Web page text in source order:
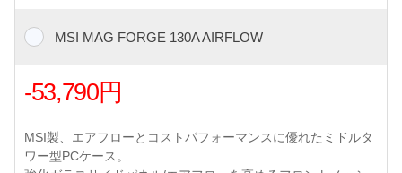
MSI MAG FORGE 130A AIRFLOW
-53,790円
MSI製、エアフローとコストパフォーマンスに優れたミドルタ
ワー型PCケース。